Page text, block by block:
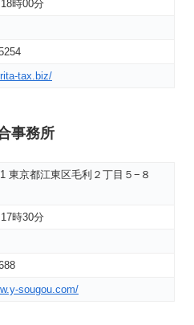
時00分
tax.biz/
事務所
東京都江東区毛利２丁目５−８
時30分
sougou.com/